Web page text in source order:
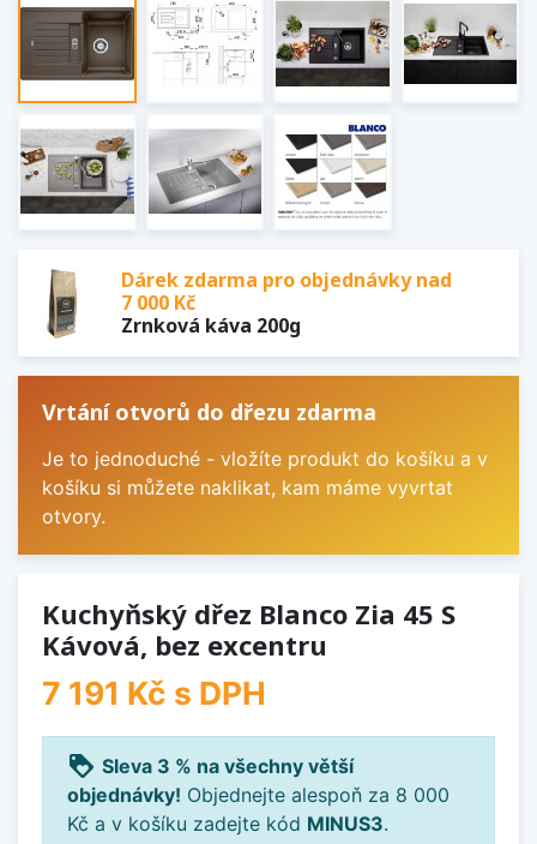
Dárek zdarma pro objednávky nad
7 000 Kč
Zrnková káva 200g
Vrtání otvorů do dřezu zdarma
Je to jednoduché - vložíte produkt do košíku a v
košíku si můžete naklikat, kam máme vyvrtat
otvory.
Kuchyňský dřez Blanco Zia 45 S
Kávová, bez excentru
7 191 Kč s DPH
loyalty Sleva 3 % na všechny větší
objednávky! Objednejte alespoň za 8 000
Kč a v košíku zadejte kód MINUS3.